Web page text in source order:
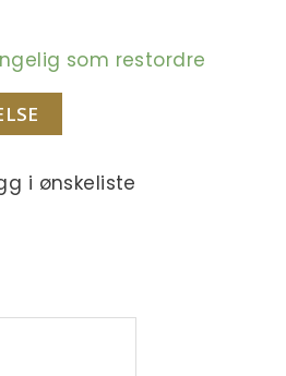
som restordre
i ønskeliste